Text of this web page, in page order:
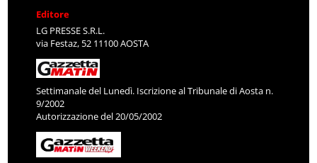
Editore
LG PRESSE S.R.L.
via Festaz, 52 11100 AOSTA
Settimanale del Lunedì. Iscrizione al Tribunale di Aosta n.
9/2002
Autorizzazione del 20/05/2002